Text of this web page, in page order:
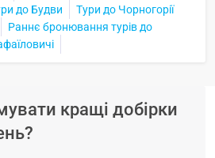
до Будви
Тури до Чорногорії
Раннє бронювання турів до
кращі добірки